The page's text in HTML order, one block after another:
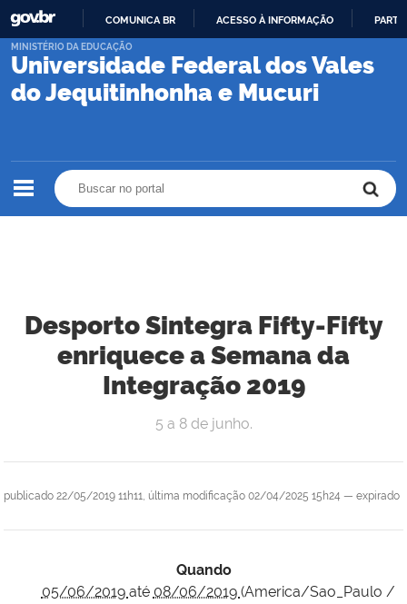
PARA
CONTEÚDO
COMUNICA BR ACESSO À INFORMAÇÃO
Universidade Federal dos Vales
do Jequitinhonha e Mucuri
MINISTÉRIO DA EDUCAÇÃO
Desporto Sintegra Fifty-Fifty
enriquece a Semana da
Integração 2019
publicado 22/05/2019 11h11, última modificação 02/04/2025 15h24 — expirado
5 a 8 de junho.
Quando
05/06/2019 até 08/06/2019 (America/Sao_Paulo /